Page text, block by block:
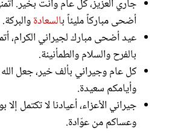
جاري العزيز، كل عام وأنت بخير.
أضحى مباركاً مليئاً بالسعادةوالبركة.
عيد أضحى مبارك لجيراني الكرام،
بالفرح والسلام والطمأنينة.
كل عام وجيراني بألف خير، جعل
وأيامكم سعيدة.
جيراني الأعزاء، أعيادنا لا تكتمل
وعساكم من عوّادة.